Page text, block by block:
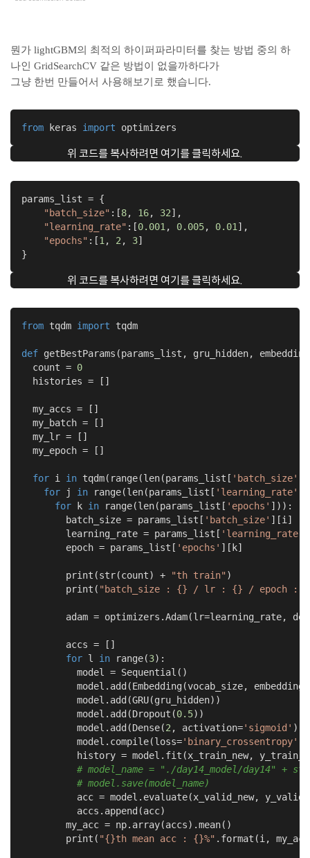
뭔가 lightGBM의 최적의 하이퍼파라미터를 찾는 방법 중의 하
나인 GridSearchCV 같은 방법이 없을까하다가
그냥 한번 만들어서 사용해보기로 했습니다.
from keras import optimizers
위 코드를 복사하려면 여기를 클릭하세요.
params_list = {
"batch_size" :[8, 16, 32],
"learning_rate" :[0.001 , 0.005, 0.01 ],
"epochs" :[1 , 2 , 3]
}
위 코드를 복사하려면 여기를 클릭하세요.
from tqdm import tqdm
def getBestParams (params_list, gru_hidden,
  count =
0
  histories = []
  my_accs = []
  my_batch = []
  my_lr = []
  my_epoch = []
for i in tqdm(range(len(params_list[ 'batch_size'
for j in range(len(params_list[ 'learning_rate'
for k in range(len(params_list[ 'epochs' ])):
        batch_size = params_list[
'batch_size' ][i]
        learning_rate = params_list[
'learning_rate'
        epoch = params_list[
'epochs' ][k]
        print(str(count) +
"th train" )
        print(
"batch_size : {} / lr : {} / epoch :
adam = optimizers.Adam(lr=learning_rate,
        accs = []
for l in range(3):
          model = Sequential()
model.add(Embedding(vocab_size,
          model.add(GRU(gru_hidden))
          model.add(Dropout(
0.5))
          model.add(Dense(
2 , activation='sigmoid' ))
          model.compile(loss=
'binary_crossentropy'
history = model.fit(x_train_new,
# model_name = "./day14_model/day14"
# model.save(model_name)
acc = model.evaluate(x_valid_new,
          accs.append(acc)
        my_acc = np.array(accs).mean()
        print(
"{}th mean acc : {}%" .format(i,